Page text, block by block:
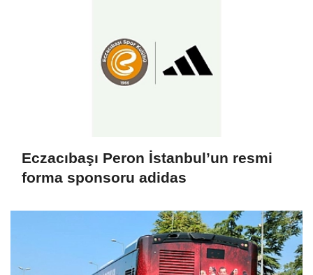
Eczacıbaşı Peron İstanbul’un resmi
forma sponsoru adidas